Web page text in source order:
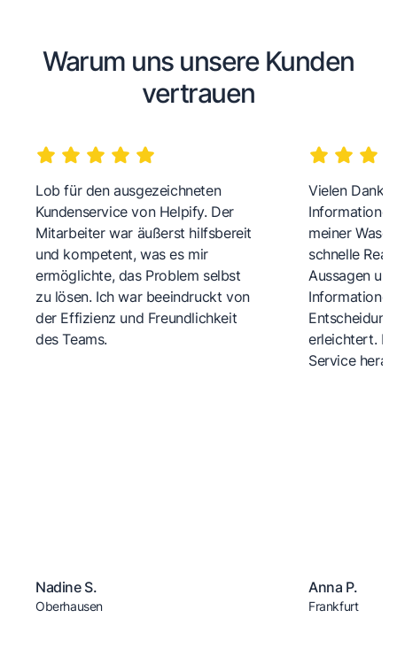
Warum uns unsere Kunden
vertrauen
Lob für den ausgezeichneten
Kundenservice von Helpify. Der
Mitarbeiter war äußerst hilfsbereit
und kompetent, was es mir
ermöglichte, das Problem selbst
zu lösen. Ich war beeindruckt von
der Effizienz und Freundlichkeit
des Teams.
Nadine S.
Oberhausen
Vielen Dank
meiner
schnelle
Aussagen
erleichtert.
Service
Anna P.
Frankfurt